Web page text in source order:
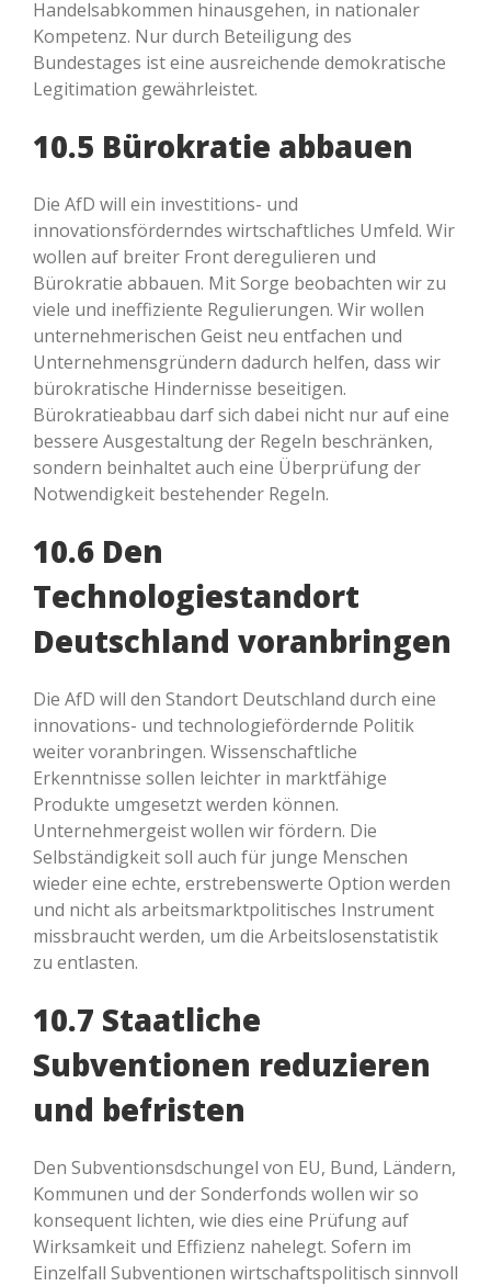
Handelsabkommen hinausgehen, in nationaler
Kompetenz. Nur durch Beteiligung des
Bundestages ist eine ausreichende demokratische
Legitimation gewährleistet.
10.5 Bürokratie abbauen
Die AfD will ein investitions- und
innovationsförderndes wirtschaftliches Umfeld. Wir
wollen auf breiter Front deregulieren und
Bürokratie abbauen. Mit Sorge beobachten wir zu
viele und ineffiziente Regulierungen. Wir wollen
unternehmerischen Geist neu entfachen und
Unternehmensgründern dadurch helfen, dass wir
bürokratische Hindernisse beseitigen.
Bürokratieabbau darf sich dabei nicht nur auf eine
bessere Ausgestaltung der Regeln beschränken,
sondern beinhaltet auch eine Überprüfung der
Notwendigkeit bestehender Regeln.
10.6 Den
Technologiestandort
Deutschland voranbringen
Die AfD will den Standort Deutschland durch eine
innovations- und technologiefördernde Politik
weiter voranbringen. Wissenschaftliche
Erkenntnisse sollen leichter in marktfähige
Produkte umgesetzt werden können.
Unternehmergeist wollen wir fördern. Die
Selbständigkeit soll auch für junge Menschen
wieder eine echte, erstrebenswerte Option werden
und nicht als arbeitsmarktpolitisches Instrument
missbraucht werden, um die Arbeitslosenstatistik
zu entlasten.
10.7 Staatliche
Subventionen reduzieren
und befristen
Den Subventionsdschungel von EU, Bund, Ländern,
Kommunen und der Sonderfonds wollen wir so
konsequent lichten, wie dies eine Prüfung auf
Wirksamkeit und Effizienz nahelegt. Sofern im
Einzelfall Subventionen wirtschaftspolitisch sinnvoll